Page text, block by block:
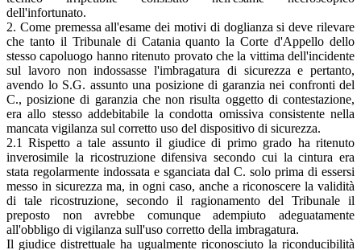
dell'infortunato.
2. Come premessa all'esame dei motivi di doglianza si deve rilevare
che tanto il Tribunale di Catania quanto la Corte d'Appello dello
stesso capoluogo hanno ritenuto provato che la vittima dell'incidente
sul lavoro non indossasse l'imbragatura di sicurezza e pertanto,
avendo lo S.G. assunto una posizione di garanzia nei confronti del
C., posizione di garanzia che non risulta oggetto di contestazione,
era allo stesso addebitabile la condotta omissiva consistente nella
mancata vigilanza sul corretto uso del dispositivo di sicurezza.
2.1 Rispetto a tale assunto il giudice di primo grado ha ritenuto
inverosimile la ricostruzione difensiva secondo cui la cintura era
stata regolarmente indossata e sganciata dal C. solo prima di essersi
messo in sicurezza ma, in ogni caso, anche a riconoscere la validità
di tale ricostruzione, secondo il ragionamento del Tribunale il
preposto non avrebbe comunque adempiuto adeguatamente
all'obbligo di vigilanza sull'uso corretto della imbragatura.
Il giudice distrettuale ha ugualmente riconosciuto la riconducibilità